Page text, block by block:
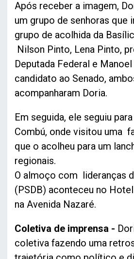
Após receber a imagem,
um grupo de senhoras que
grupo de acolhida da
Nilson Pinto, Lena Pinto,
Deputada Federal e
candidato ao Senado,
acompanharam Doria.
Em seguida, ele seguiu
Combú, onde visitou uma
que o acolheu para um
regionais.
O almoço com lideranças
(PSDB) aconteceu no
na Avenida Nazaré.
Coletiva de imprensa -
coletiva fazendo uma